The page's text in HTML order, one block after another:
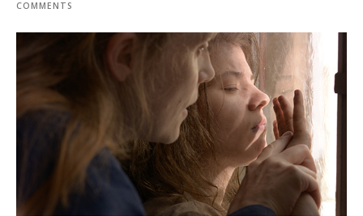
COMMENTS